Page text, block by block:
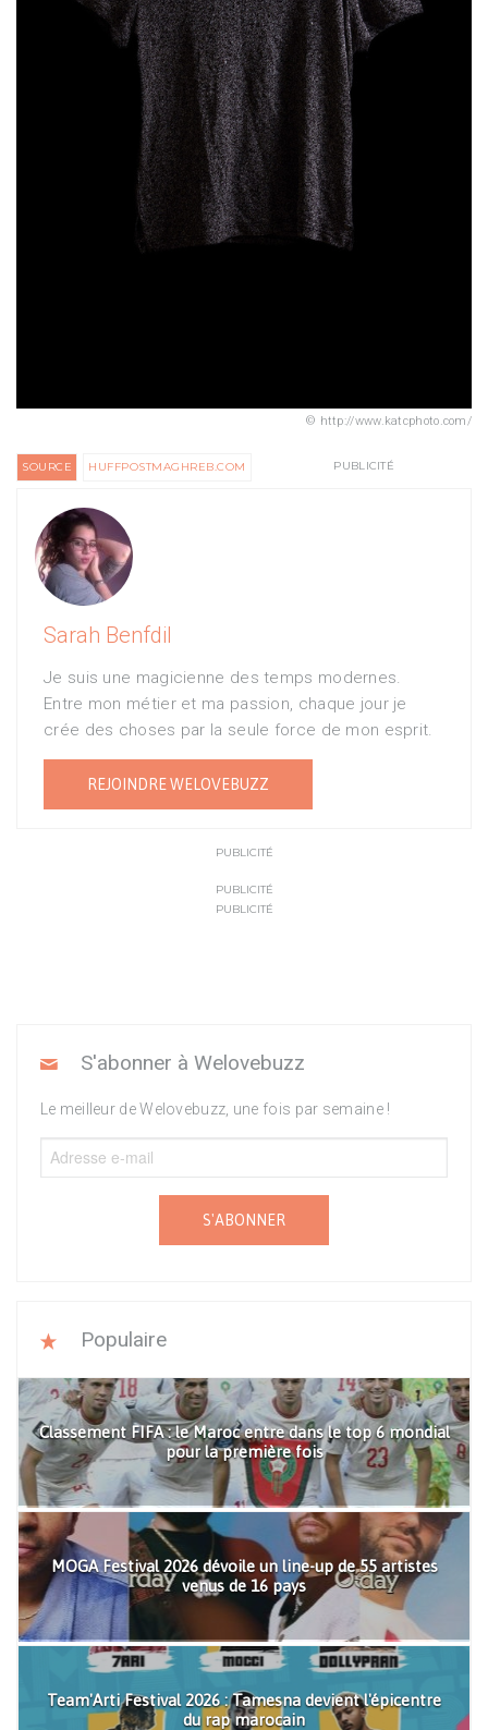
http://www.katcphoto.com/
SOURCE HUFFPOSTMAGHREB.COM PUBLICITÉ
Sarah Benfdil
Je suis une magicienne des temps modernes.
Entre mon métier et ma passion, chaque jour je
crée des choses par la seule force de mon esprit.
REJOINDRE WELOVEBUZZ
PUBLICITÉ
PUBLICITÉ
PUBLICITÉ
S'abonner à Welovebuzz
Le meilleur de Welovebuzz, une fois par semaine !
S'ABONNER
Populaire
Classement FIFA : le Maroc entre dans le top 6 mondial
pour la première fois
MOGA Festival 2026 dévoile un line-up de 55 artistes
venus de 16 pays
Team'Arti Festival 2026 : Tamesna devient l'épicentre
du rap marocain